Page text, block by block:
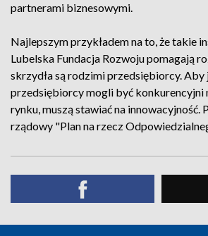
partnerami biznesowymi.
Najlepszym przykładem na to, że takie
Lubelska Fundacja Rozwoju pomagają
skrzydła są rodzimi przedsiębiorcy. Aby
przedsiębiorcy mogli być konkurencyjni
rynku, muszą stawiać na innowacyjność.
rządowy "Plan na rzecz